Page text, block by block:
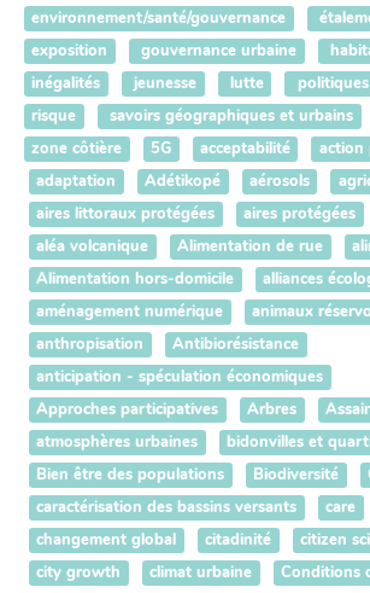
environnement/santé/gouvernance
exposition
gouvernance urbaine
inégalités
jeunesse lutte
risque
savoirs géographiques et urbains
zone côtière
5G acceptabilité
action
adaptation
Adétikopé aérosols
aires littoraux protégées
aires protégées
aléa volcanique
Alimentation de rue
Alimentation hors-domicile
alliances
aménagement numérique
animaux
anthropisation
Antibiorésistance
anticipation - spéculation économiques
Approches participatives
Arbres
atmosphères urbaines
bidonvilles et
Bien être des populations
Biodiversité
caractérisation des bassins versants
care
changement global
citadinité
citizen
city growth
climat urbaine Conditions